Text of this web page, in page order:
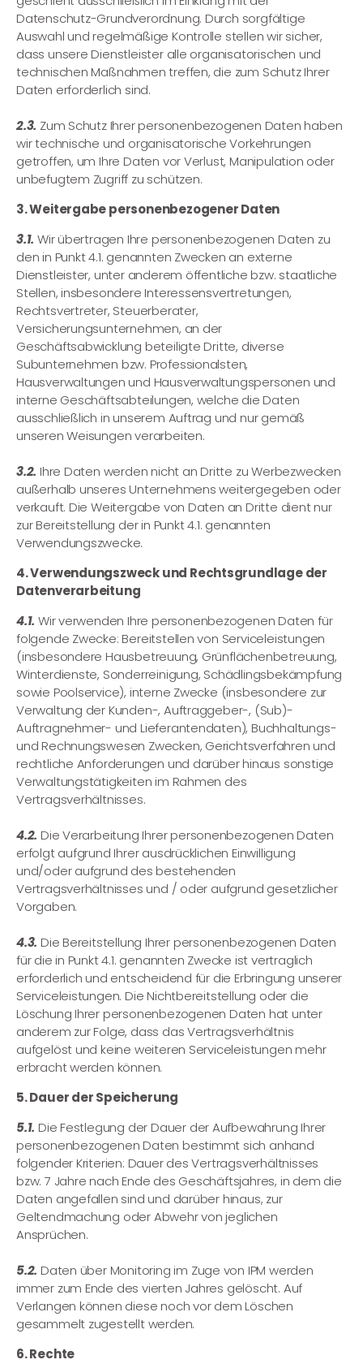
Datenschutz-Grundverordnung. Durch sorgfältige
Auswahl und regelmäßige Kontrolle stellen wir sicher,
dass unsere Dienstleister alle organisatorischen und
technischen Maßnahmen treffen, die zum Schutz Ihrer
Daten erforderlich sind.
2.3. Zum Schutz Ihrer personenbezogenen Daten haben
wir technische und organisatorische Vorkehrungen
getroffen, um Ihre Daten vor Verlust, Manipulation oder
unbefugtem Zugriff zu schützen.
3. Weitergabe personenbezogener Daten
3.1. Wir übertragen Ihre personenbezogenen Daten zu
den in Punkt 4.1. genannten Zwecken an externe
Dienstleister, unter anderem öffentliche bzw. staatliche
Stellen, insbesondere Interessensvertretungen,
Rechtsvertreter, Steuerberater,
Versicherungsunternehmen, an der
Geschäftsabwicklung beteiligte Dritte, diverse
Subunternehmen bzw. Professionalsten,
Hausverwaltungen und Hausverwaltungspersonen und
interne Geschäftsabteilungen, welche die Daten
ausschließlich in unserem Auftrag und nur gemäß
unseren Weisungen verarbeiten.
3.2. Ihre Daten werden nicht an Dritte zu Werbezwecken
außerhalb unseres Unternehmens weitergegeben oder
verkauft. Die Weitergabe von Daten an Dritte dient nur
zur Bereitstellung der in Punkt 4.1. genannten
Verwendungszwecke.
4. Verwendungszweck und Rechtsgrundlage der
Datenverarbeitung
4.1. Wir verwenden Ihre personenbezogenen Daten für
folgende Zwecke: Bereitstellen von Serviceleistungen
(insbesondere Hausbetreuung, Grünflächenbetreuung,
Winterdienste, Sonderreinigung, Schädlingsbekämpfung
sowie Poolservice), interne Zwecke (insbesondere zur
Verwaltung der Kunden-, Auftraggeber-, (Sub)-
Auftragnehmer- und Lieferantendaten), Buchhaltungs-
und Rechnungswesen Zwecken, Gerichtsverfahren und
rechtliche Anforderungen und darüber hinaus sonstige
Verwaltungstätigkeiten im Rahmen des
Vertragsverhältnisses.
4.2. Die Verarbeitung Ihrer personenbezogenen Daten
erfolgt aufgrund Ihrer ausdrücklichen Einwilligung
und/oder aufgrund des bestehenden
Vertragsverhältnisses und / oder aufgrund gesetzlicher
Vorgaben.
4.3. Die Bereitstellung Ihrer personenbezogenen Daten
für die in Punkt 4.1. genannten Zwecke ist vertraglich
erforderlich und entscheidend für die Erbringung unserer
Serviceleistungen. Die Nichtbereitstellung oder die
Löschung Ihrer personenbezogenen Daten hat unter
anderem zur Folge, dass das Vertragsverhältnis
aufgelöst und keine weiteren Serviceleistungen mehr
erbracht werden können.
5. Dauer der Speicherung
5.1. Die Festlegung der Dauer der Aufbewahrung Ihrer
personenbezogenen Daten bestimmt sich anhand
folgender Kriterien: Dauer des Vertragsverhältnisses
bzw. 7 Jahre nach Ende des Geschäftsjahres, in dem die
Daten angefallen sind und darüber hinaus, zur
Geltendmachung oder Abwehr von jeglichen
Ansprüchen.
5.2. Daten über Monitoring im Zuge von IPM werden
immer zum Ende des vierten Jahres gelöscht. Auf
Verlangen können diese noch vor dem Löschen
gesammelt zugestellt werden.
6. Rechte